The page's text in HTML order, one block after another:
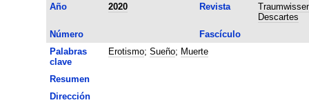
Año
2020 Revista
Descartes
Número
Fascículo
Palabras
clave
Erotismo; Sueño; Muerte
Resumen
Dirección